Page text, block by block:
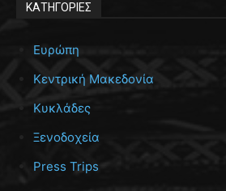
ΚΑΤΗΓΟΡΙΕΣ
Ευρώπη
Κεντρική Μακεδονία
Κυκλάδες
Ξενοδοχεία
Press Trips